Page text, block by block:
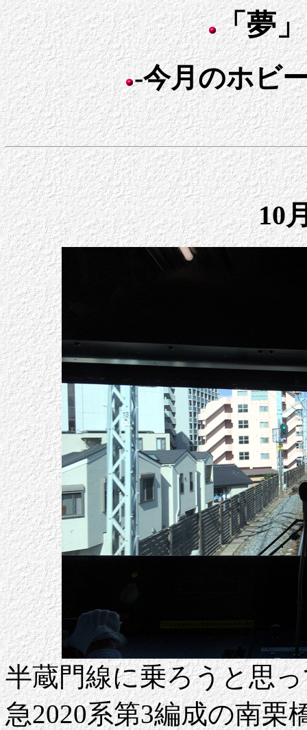
「夢
-今月のホビ
10
半蔵門線に乗ろうと思
急2020系第3編成の南栗